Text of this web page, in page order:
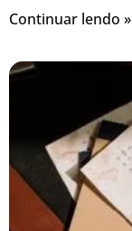
Continuar lendo »